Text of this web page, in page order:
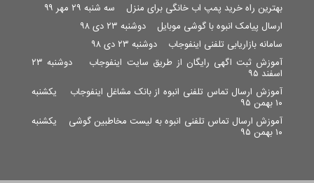
بهترین راه خرید پمپ اب خانگی برای منزل سه شنبه ۲۹ مهر ۹۹
ارسال پیامک انبوه با گوشی موبایل دوشنبه ۲۳ دی ۹۸
سامانه بازاریابی تلفنی اینفوجاب دوشنبه ۲۳ دی ۹۸
آموزش ثبت اگهی رایگان از طریق سایت اینفوجاب
دوشنبه ۲۳
اسفند ۹۵
آموزش ارسال تماس تلفنی انبوه از بانک مشاغل اینفوجاب یکشنبه
۱۰ بهمن ۹۵
آموزش ارسال تماس تلفنی انبوه به لیست مخاطبین گوشی یکشنبه
۱۰ بهمن ۹۵